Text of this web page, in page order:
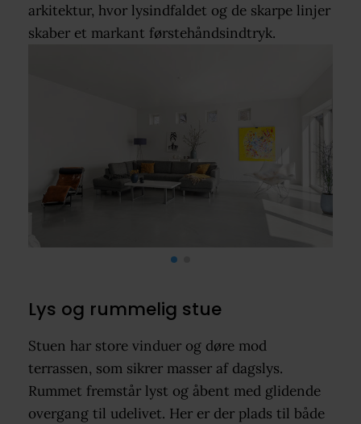
arkitektur, hvor lysindfaldet og de skarpe linjer
skaber et markant førstehåndsindtryk.
Lys og rummelig stue
Stuen har store vinduer og døre mod
terrassen, som sikrer masser af dagslys.
Rummet fremstår lyst og åbent med glidende
overgang til udelivet. Her er der plads til både